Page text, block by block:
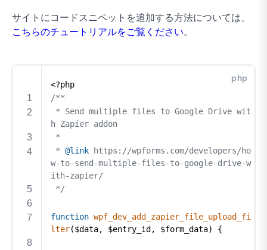
サイトにコードスニペットを追加する方法については、
こちらのチュートリアルをご覧ください。